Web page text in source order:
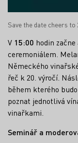
Save the date cheers to
V 15:00 hodin
ceremoniálem.
Německého
řeč k 20. výročí.
během kterého
poznat jednotlivá
vinařkami.
Seminář a